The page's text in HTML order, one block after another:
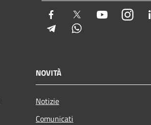
Facebook Twitter Youtube
Telegram
NOVITÀ
Notizie
Comunicati